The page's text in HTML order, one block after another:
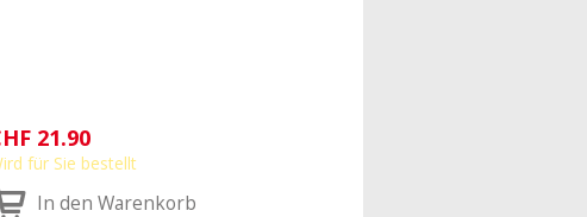
21.90
für Sie bestellt
In den Warenkorb